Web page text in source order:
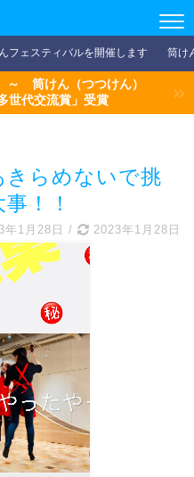
フェスティバルを開催します 筒け
～ 筒けん（つつけん）
世代交流賞」受賞
きらめないで挑
！！
年1月28日 / 2023年1月28日